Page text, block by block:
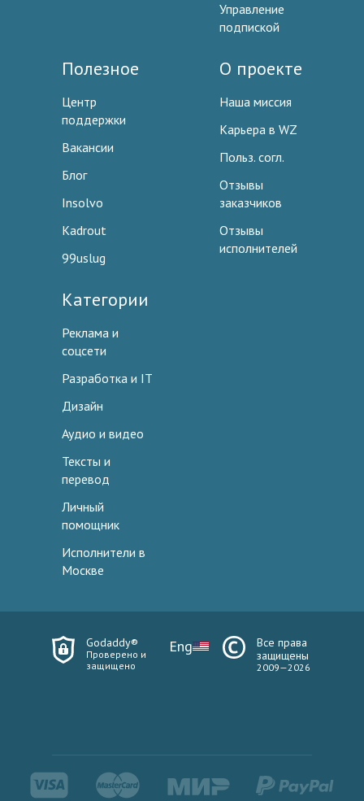
Управление
подпиской
Полезное
Центр
поддержки
Вакансии
Блог
Insolvo
Kadrout
99uslug
О проекте
Наша миссия
Карьера в WZ
Польз. согл.
Отзывы
заказчиков
Отзывы
исполнителей
Категории
Реклама и
соцсети
Разработка и IT
Дизайн
Аудио и видео
Тексты и
перевод
Личный
помощник
Исполнители в
Москве
Godaddy®
Проверено и
защищено
Eng
Все права
защищены
2009—2026